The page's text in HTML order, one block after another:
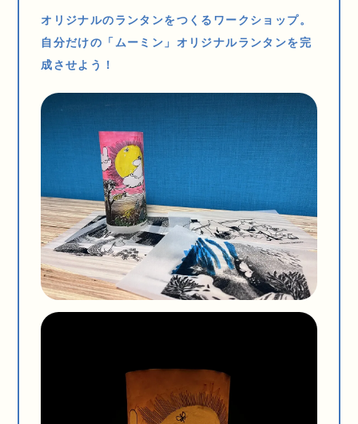
オリジナルのランタンをつくるワークショップ。
自分だけの「ムーミン」オリジナルランタンを完
成させよう！